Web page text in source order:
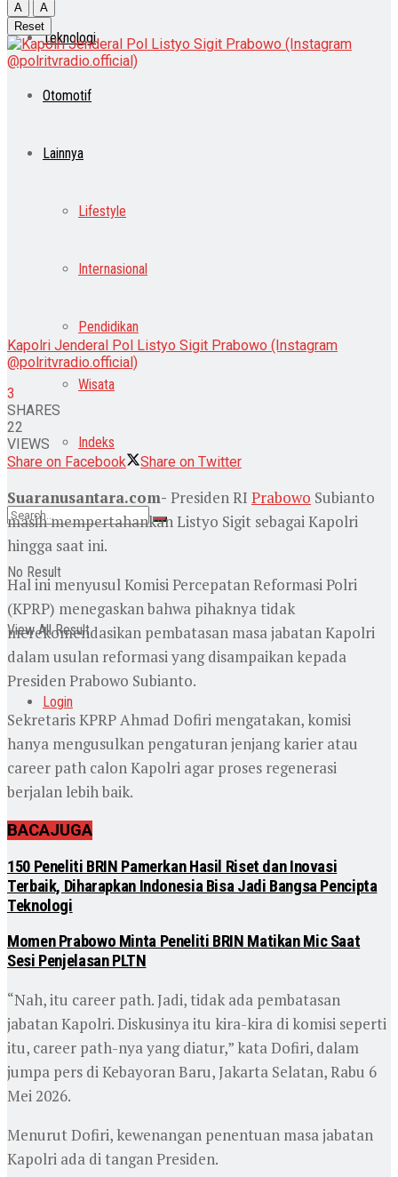
Teknologi
Otomotif
Lainnya
Lifestyle
Internasional
Pendidikan
Wisata
Indeks
No Result
View All Result
Login
A
A
Reset
Kapolri Jenderal Pol Listyo Sigit Prabowo (Instagram
@polritvradio.official)
3
SHARES
22
VIEWS
Share on Facebook
Share on Twitter
Suaranusantara.com- Presiden RI Prabowo Subianto
masih mempertahankan Listyo Sigit sebagai Kapolri
hingga saat ini.
Hal ini menyusul Komisi Percepatan Reformasi Polri
(KPRP) menegaskan bahwa pihaknya tidak
merekomendasikan pembatasan masa jabatan Kapolri
dalam usulan reformasi yang disampaikan kepada
Presiden Prabowo Subianto.
Sekretaris KPRP Ahmad Dofiri mengatakan, komisi
hanya mengusulkan pengaturan jenjang karier atau
career path calon Kapolri agar proses regenerasi
berjalan lebih baik.
BACAJUGA
150 Peneliti BRIN Pamerkan Hasil Riset dan Inovasi
Terbaik, Diharapkan Indonesia Bisa Jadi Bangsa Pencipta
Teknologi
Momen Prabowo Minta Peneliti BRIN Matikan Mic Saat
Sesi Penjelasan PLTN
“Nah, itu career path. Jadi, tidak ada pembatasan
jabatan Kapolri. Diskusinya itu kira-kira di komisi seperti
itu, career path-nya yang diatur,” kata Dofiri, dalam
jumpa pers di Kebayoran Baru, Jakarta Selatan, Rabu 6
Mei 2026.
Menurut Dofiri, kewenangan penentuan masa jabatan
Kapolri ada di tangan Presiden.